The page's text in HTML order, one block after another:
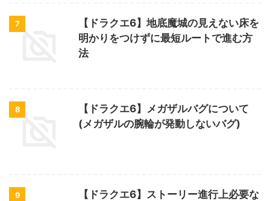
7
【ドラクエ6】地底魔城の見えない床を
明かりをつけずに最短ルートで進む方
法
8
【ドラクエ6】メガザルバグについて
(メガザルの腕輪が発動しないバグ)
9
【ドラクエ6】ストーリー進行上必要な